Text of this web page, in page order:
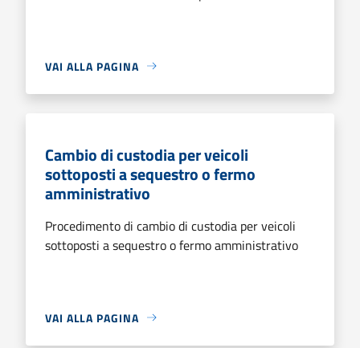
VAI ALLA PAGINA
Cambio di custodia per veicoli
sottoposti a sequestro o fermo
amministrativo
Procedimento di cambio di custodia per veicoli
sottoposti a sequestro o fermo amministrativo
VAI ALLA PAGINA